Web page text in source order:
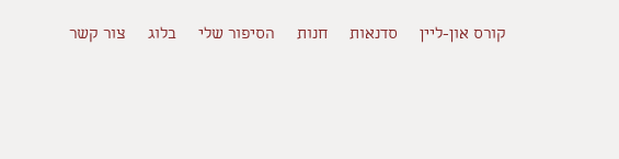
קורס און-ליין סדנאות חנות הסיפור שלי בלוג צור קשר